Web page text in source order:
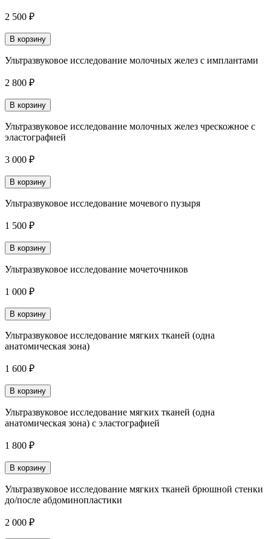
2 500 ₽
В корзину
Ультразвуковое исследование молочных желез с имплантами
2 800 ₽
В корзину
Ультразвуковое исследование молочных желез чрескожное с
эластографией
3 000 ₽
В корзину
Ультразвуковое исследование мочевого пузыря
1 500 ₽
В корзину
Ультразвуковое исследование мочеточников
1 000 ₽
В корзину
Ультразвуковое исследование мягких тканей (одна
анатомическая зона)
1 600 ₽
В корзину
Ультразвуковое исследование мягких тканей (одна
анатомическая зона) с эластографией
1 800 ₽
В корзину
Ультразвуковое исследование мягких тканей брюшной стенки
до/после абдоминопластики
2 000 ₽